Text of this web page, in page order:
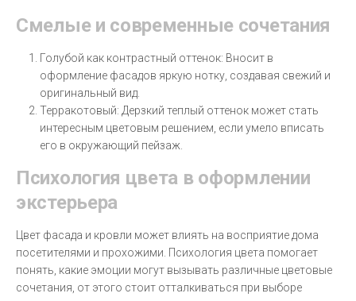
Смелые и современные сочетания
Голубой как контрастный оттенок: Вносит в
оформление фасадов яркую нотку, создавая свежий и
оригинальный вид.
Терракотовый: Дерзкий теплый оттенок может стать
интересным цветовым решением, если умело вписать
его в окружающий пейзаж.
Психология цвета в оформлении
экстерьера
Цвет фасада и кровли может влиять на восприятие дома
посетителями и прохожими. Психология цвета помогает
понять, какие эмоции могут вызывать различные цветовые
сочетания, от этого стоит отталкиваться при выборе